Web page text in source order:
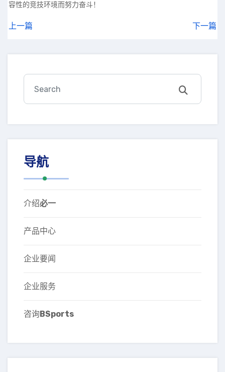
容性的竞技环境而努力奋斗！
上一篇 下一篇
导航
介绍必一
产品中心
企业要闻
企业服务
咨询BSports